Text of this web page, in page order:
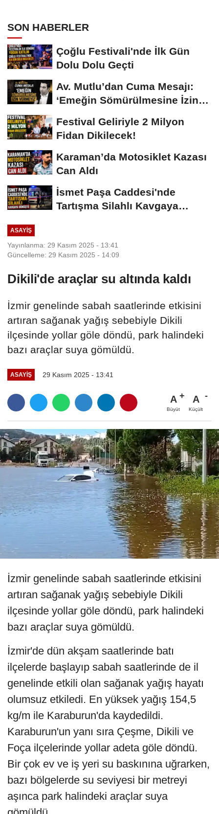
SON HABERLER
Çoğlu Festivali'nde İlk Gün
Dolu Dolu Geçti
Av. Mutlu’dan Cuma Mesajı:
‘Emeğin Sömürülmesine İzin
Festival Geliriyle 2 Milyon
Fidan Dikilecek!
Karaman’da Motosiklet Kazası
Can Aldı
İsmet Paşa Caddesi'nde
Tartışma Silahlı Kavgaya
ASAYIŞ
Yayınlanma: 29 Kasım 2025 - 13:41
Güncelleme: 29 Kasım 2025 - 14:09
Dikili'de araçlar su altında kaldı
İzmir genelinde sabah saatlerinde etkisini
artıran sağanak yağış sebebiyle Dikili
ilçesinde yollar göle döndü, park halindeki
bazı araçlar suya gömüldü.
ASAYIŞ 29 Kasım 2025 - 13:41
A
Büyüt
A
Küçült
İzmir genelinde sabah saatlerinde etkisini
artıran sağanak yağış sebebiyle Dikili
ilçesinde yollar göle döndü, park halindeki
bazı araçlar suya gömüldü.
İzmir'de dün akşam saatlerinde batı
ilçelerde başlayıp sabah saatlerinde de il
genelinde etkili olan sağanak yağış hayatı
olumsuz etkiledi. En yüksek yağış 154,5
kg/m ile Karaburun'da kaydedildi.
Karaburun'un yanı sıra Çeşme, Dikili ve
Foça ilçelerinde yollar adeta göle döndü.
Bir çok ev ve iş yeri su baskınına uğrarken,
bazı bölgelerde su seviyesi bir metreyi
aşınca park halindeki araçlar suya